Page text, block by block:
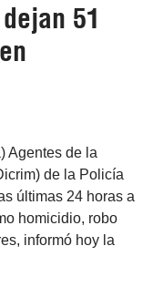
51
Agentes de la
de la Policía
últimas 24 horas a
homicidio, robo
informó hoy la